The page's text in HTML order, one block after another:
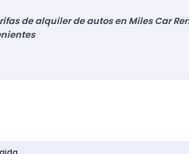
de alquiler de autos en Miles Car